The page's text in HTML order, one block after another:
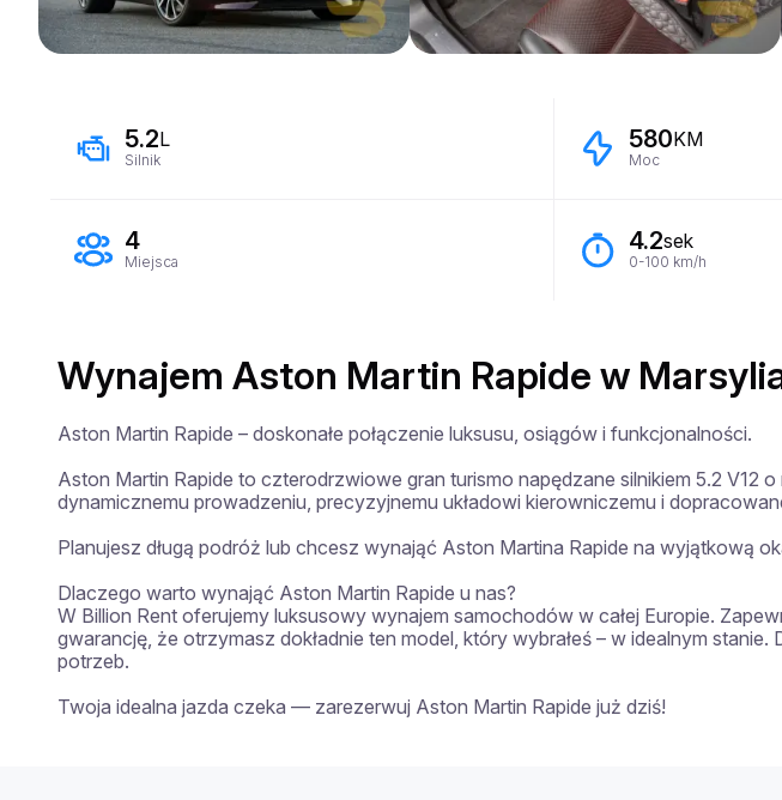
5.2L
Silnik
580KM
Moc
4
Miejsca
4.2sek
0-100 km/h
Wynajem Aston Martin Rapide w
Aston Martin Rapide – doskonałe połączenie luksusu, osiągów i funkcjonalności.
Aston Martin Rapide to czterodrzwiowe gran turismo napędzane silnikiem 5.2
dynamicznemu prowadzeniu, precyzyjnemu układowi kierowniczemu i
Planujesz długą podróż lub chcesz wynająć Aston Martina Rapide na wyjątkową
Dlaczego warto wynająć Aston Martin Rapide u nas?
W Billion Rent oferujemy luksusowy wynajem samochodów w całej Europie.
gwarancję, że otrzymasz dokładnie ten model, który wybrałeś – w idealnym
potrzeb.
Twoja idealna jazda czeka — zarezerwuj Aston Martin Rapide już dziś!